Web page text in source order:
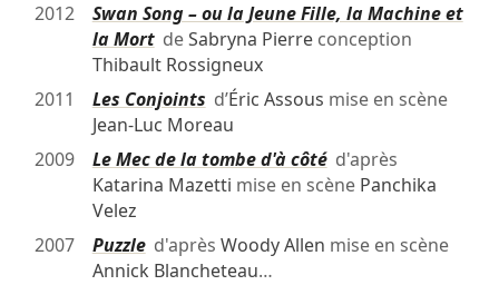
2012
Swan Song – ou la Jeune Fille, la Machine et
la MortdeSabryna Pierreconception
Thibault Rossigneux
2011
Les Conjoints d’Éric Assous mise en scène
Jean-Luc Moreau
2009
Le Mec de la tombe d'à côtéd'après
Katarina Mazetti mise en scène Panchika
Velez
2007
Puzzled'après Woody Allen mise en scène
Annick Blancheteau…